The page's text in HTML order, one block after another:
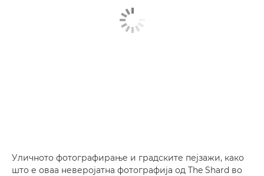
Уличното фотографирање и градските пејзажи, како
што е оваа неверојатна фотографија од The Shard во